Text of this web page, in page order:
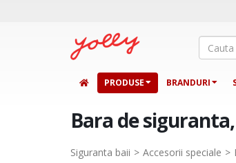
PRODUSE BRANDURI
Bara de
Siguranta baii Accesorii speciale